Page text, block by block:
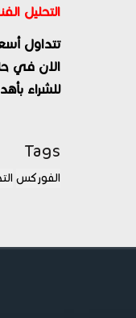
التحليل الفني
تتداول
للشراء بأهداف تصل الى 186.55 كهدف أول
Tags
الفوركس